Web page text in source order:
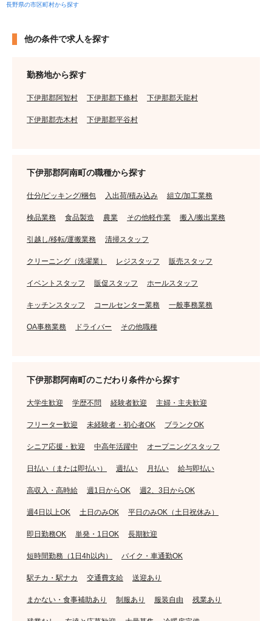
長野県の市区町村から探す
他の条件で求人を探す
勤務地から探す
下伊那郡阿智村 下伊那郡下條村 下伊那郡天龍村
下伊那郡売木村 下伊那郡平谷村
下伊那郡阿南町の職種から探す
仕分/ピッキング/梱包 入出荷/積み込み 組立/加工業務
検品業務 食品製造 農業 その他軽作業 搬入/搬出業務
引越し/移転/運搬業務 清掃スタッフ
クリーニング（洗濯業） レジスタッフ 販売スタッフ
イベントスタッフ 販促スタッフ ホールスタッフ
キッチンスタッフ コールセンター業務 一般事務業務
OA事務業務 ドライバー その他職種
下伊那郡阿南町のこだわり条件から探す
大学生歓迎 学歴不問 経験者歓迎 主婦・主夫歓迎
フリーター歓迎 未経験者・初心者OK ブランクOK
シニア応援・歓迎 中高年活躍中 オープニングスタッフ
日払い（または即払い） 週払い 月払い 給与即払い
高収入・高時給 週1日からOK 週2、3日からOK
週4日以上OK 土日のみOK 平日のみOK（土日祝休み）
即日勤務OK 単発・1日OK 長期歓迎
短時間勤務（1日4h以内） バイク・車通勤OK
駅チカ・駅ナカ 交通費支給 送迎あり
まかない・食事補助あり 制服あり 服装自由 残業あり